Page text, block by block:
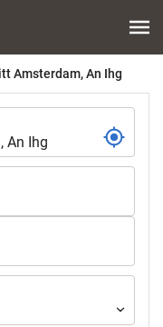
Amsterdam, An Ihg